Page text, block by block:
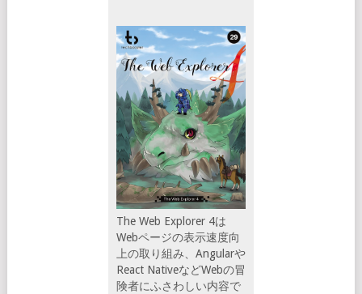
The Web Explorer 4は
Webページの表示速度向
上の取り組み、Angularや
React NativeなどWebの冒
険者にふさわしい内容で